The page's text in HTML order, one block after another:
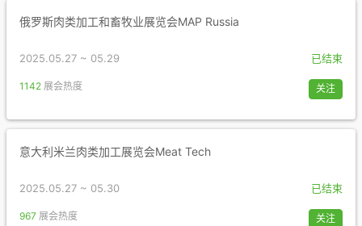
俄罗斯肉类加工和畜牧业展览会MAP Russia
2025.05.27 ~ 05.29 已结束
1142 展会热度 关注
意大利米兰肉类加工展览会Meat Tech
2025.05.27 ~ 05.30 已结束
967 展会热度 关注